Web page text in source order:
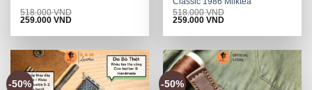
518.000VND
Original
was:
259.000VNDCurrent
is:
518.000VND
Original
was:
259.000VNDCurrent
is:
-50% -50%